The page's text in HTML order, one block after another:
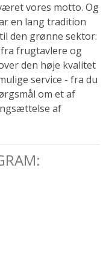
vores motto. Og
en lang tradition
den grønne sektor:
frugtavlere og
den høje kvalitet
service - fra du
om et af
af